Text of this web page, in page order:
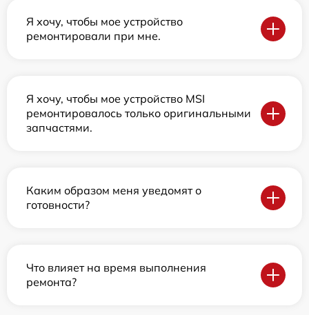
Я хочу, чтобы мое устройство
ремонтировали при мне.
Я хочу, чтобы мое устройство MSI
ремонтировалось только оригинальными
запчастями.
Каким образом меня уведомят о
готовности?
Что влияет на время выполнения
ремонта?